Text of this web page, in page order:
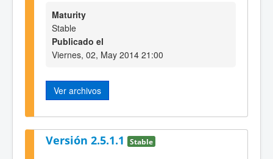
Maturity
Stable
Publicado el
Viernes, 02, May 2014 21:00
Ver archivos
Versión 2.5.1.1 Stable